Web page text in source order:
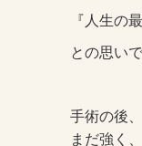
『人生の
との思い
手術の後
まだ強く